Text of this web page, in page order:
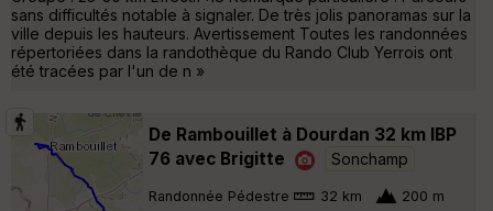
sans difficultés notable à signaler. De très jolis panoramas sur la
ville depuis les hauteurs. Avertissement Toutes les randonnées
répertoriées dans la randothèque du Rando Club Yerrois ont
été tracées par l'un de n »
De Rambouillet à Dourdan 32 km IBP
76 avec Brigitte
Sonchamp
Randonnée Pédestre 32 km 200 m